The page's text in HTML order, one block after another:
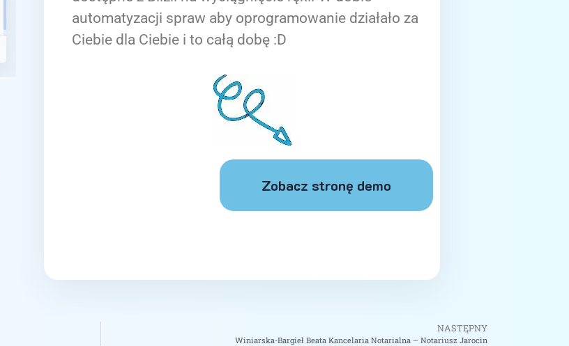
automatyzacji spraw aby oprogramowanie działało za
Ciebie dla Ciebie i to całą dobę :D
Zobacz stronę demo
NASTĘPNY
Winiarska-Bargieł Beata Kancelaria Notarialna – Notariusz Jarocin